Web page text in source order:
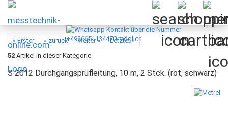
« Erster « zurück weiter »
Letzter »
52 Artikel in dieser Kategorie
S 2012 Durchgangsprüfleitung, 10 m, 2 Stck. (rot, schwarz)